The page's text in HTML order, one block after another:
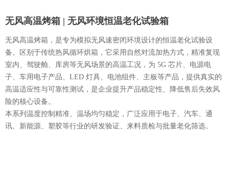
无风高温烤箱 | 无风环境恒温老化试验箱
无风高温烤箱，是专为模拟无风速密闭环境设计的恒温老化试验设
备。区别于传统热风循环烘箱，它采用自然对流加热方式，精准复现
室内、驾驶舱、库房等无风场景的高温工况，为 5G 芯片、电源电
子、车用电子产品、LED 灯具、电池组件、主板等产品，提供真实的
高温适应性与可靠性测试，是企业提升产品稳定性、降低售后失效风
险的核心设备。
本系列温度控制精准、温场均匀稳定，广泛应用于电子、汽车、通
讯、新能源、塑胶等行业的研发验证、来料质检与批量老化筛选。